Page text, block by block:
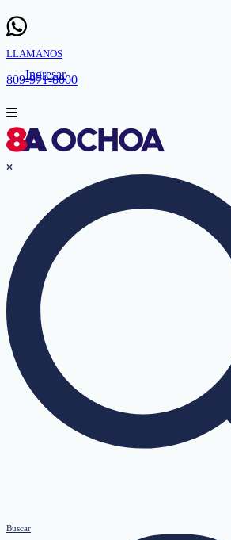
LLAMANOS
809-971-8000
Ingresar
Buscar